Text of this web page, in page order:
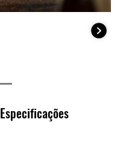
Especificações